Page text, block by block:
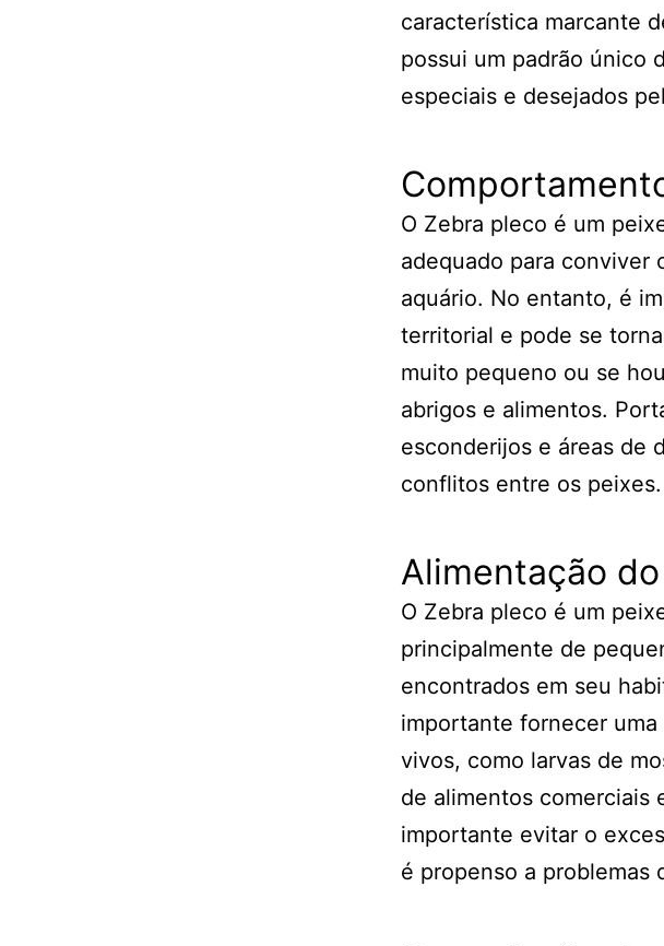
característica marcante
possui um padrão único
especiais e desejados
O Zebra pleco é um
adequado para conviver
aquário. No entanto, é
territorial e pode se
muito pequeno ou se
abrigos e alimentos.
esconderijos e áreas de
conflitos entre os peixes.
Alimentação
O Zebra pleco é um
principalmente de
encontrados em seu
importante fornecer
vivos, como larvas de
de alimentos comerciais
importante evitar o
é propenso a problemas